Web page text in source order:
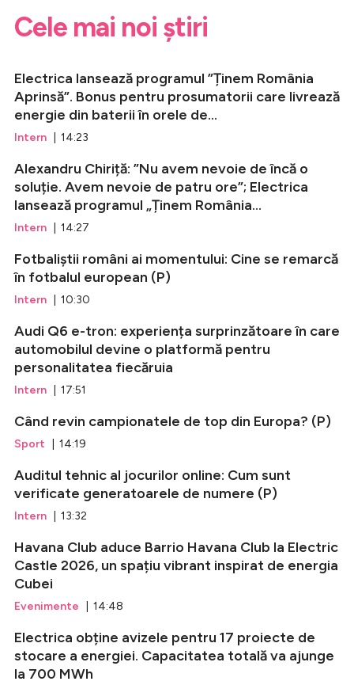
Cele mai noi știri
Electrica lansează programul ”Ținem România
Aprinsă”. Bonus pentru prosumatorii care livrează
energie din baterii în orele de...
Intern | 14:23
Alexandru Chiriță: ”Nu avem nevoie de încă o
soluție. Avem nevoie de patru ore”; Electrica
lansează programul „Ținem România...
Intern | 14:27
Fotbaliștii români ai momentului: Cine se remarcă
în fotbalul european (P)
Intern | 10:30
Audi Q6 e-tron: experiența surprinzătoare în care
automobilul devine o platformă pentru
personalitatea fiecăruia
Intern | 17:51
Când revin campionatele de top din Europa? (P)
Sport | 14:19
Auditul tehnic al jocurilor online: Cum sunt
verificate generatoarele de numere (P)
Intern | 13:32
Havana Club aduce Barrio Havana Club la Electric
Castle 2026, un spațiu vibrant inspirat de energia
Cubei
Evenimente | 14:48
Electrica obține avizele pentru 17 proiecte de
stocare a energiei. Capacitatea totală va ajunge
la 700 MWh